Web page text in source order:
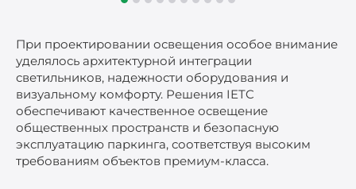
При проектировании освещения особое внимание
уделялось архитектурной интеграции
светильников, надежности оборудования и
визуальному комфорту. Решения IETC
обеспечивают качественное освещение
общественных пространств и безопасную
эксплуатацию паркинга, соответствуя высоким
требованиям объектов премиум-класса.